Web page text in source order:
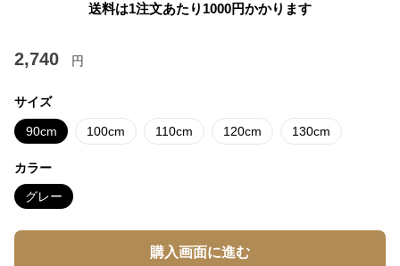
送料は1注文あたり 1000円かかります
2,740 円
サイズ
90cm 100cm 110cm 120cm 130cm
カラー
グレー
購入画面に進む